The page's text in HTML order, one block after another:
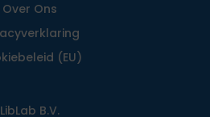
Over Ons
(EU)
LibLab B.V.